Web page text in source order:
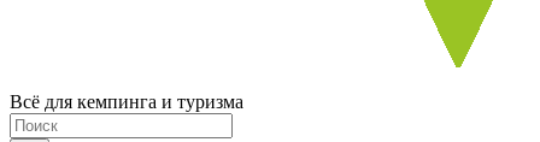
Всё для кемпинга и туризма